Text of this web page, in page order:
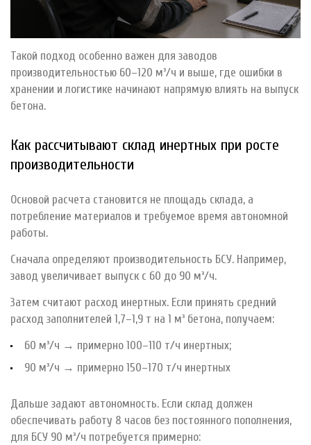
Такой подход особенно важен для заводов
производительностью 60–120 м³/ч и выше, где ошибки в
хранении и логистике начинают напрямую влиять на выпуск
бетона.
Как рассчитывают склад инертных при росте
производительности
Основой расчета становится не площадь склада, а
потребление материалов и требуемое время автономной
работы.
Сначала определяют производительность БСУ. Например,
завод увеличивает выпуск с 60 до 90 м³/ч.
Затем считают расход инертных. Если принять средний
расход заполнителей 1,7–1,9 т на 1 м³ бетона, получаем:
60 м³/ч → примерно 100–110 т/ч инертных;
90 м³/ч → примерно 150–170 т/ч инертных
Дальше задают автономность. Если склад должен
обеспечивать работу 8 часов без постоянного пополнения,
для БСУ 90 м³/ч потребуется примерно: